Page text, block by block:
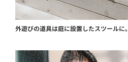
外遊びの道具は庭に設置したスツールに。